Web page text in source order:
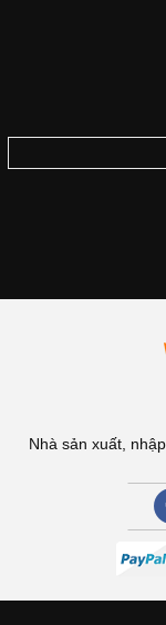
Nhà sản xuất,